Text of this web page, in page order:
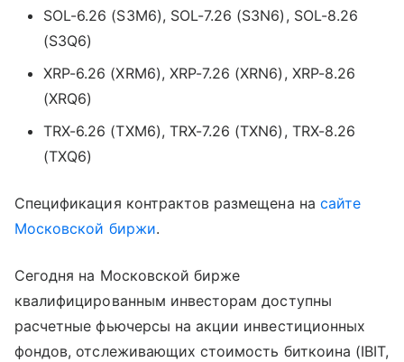
SOL-6.26 (S3M6), SOL-7.26 (S3N6), SOL-8.26
(S3Q6)
XRP-6.26 (XRM6), XRP-7.26 (XRN6), XRP-8.26
(XRQ6)
TRX-6.26 (TXM6), TRX-7.26 (TXN6), TRX-8.26
(TXQ6)
Спецификация контрактов размещена на сайте
Московской биржи.
Сегодня на Московской бирже
квалифицированным инвесторам доступны
расчетные фьючерсы на акции инвестиционных
фондов, отслеживающих стоимость биткоина (IBIT,